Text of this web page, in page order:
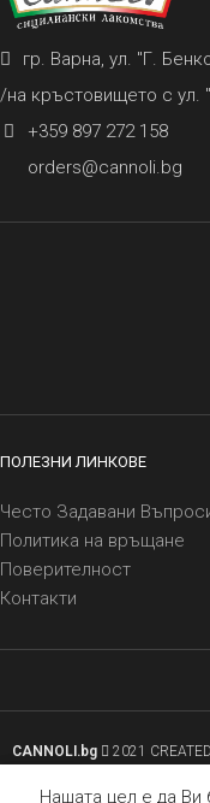
гр. Варна, ул. "Г.
/на кръстовището с ул.
+359 897 272 158
orders@cannoli.bg
ПОЛЕЗНИ ЛИНКОВЕ
Често Задавани
Политика на връщане
Поверителност
Контакти
CANNOLI.bg 2021
Нашата цел е да